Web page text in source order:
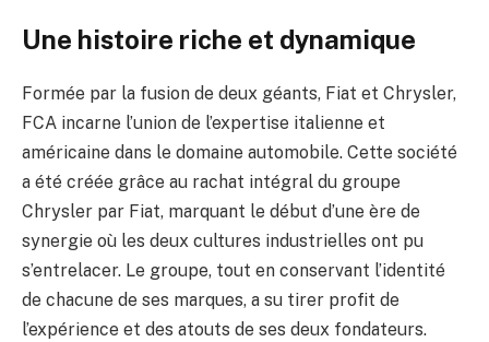
Une histoire riche et dynamique
Formée par la fusion de deux géants, Fiat et Chrysler,
FCA incarne l’union de l’expertise italienne et
américaine dans le domaine automobile. Cette société
a été créée grâce au rachat intégral du groupe
Chrysler par Fiat, marquant le début d’une ère de
synergie où les deux cultures industrielles ont pu
s’entrelacer. Le groupe, tout en conservant l’identité
de chacune de ses marques, a su tirer profit de
l’expérience et des atouts de ses deux fondateurs.